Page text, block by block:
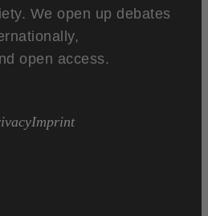
We open up debates
open access.
Imprint